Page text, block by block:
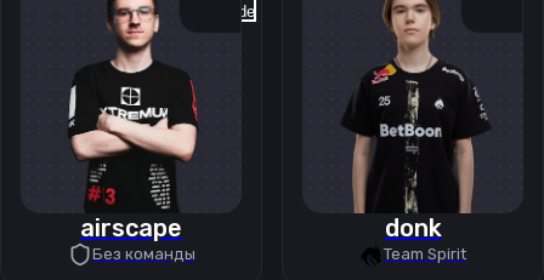
Previous slide Next slide
airscape
Без команды
donk
Team Spirit